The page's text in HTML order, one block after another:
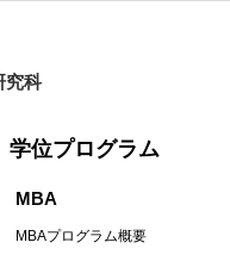
究科
学位プログラム
MBA
MBAプログラム概要